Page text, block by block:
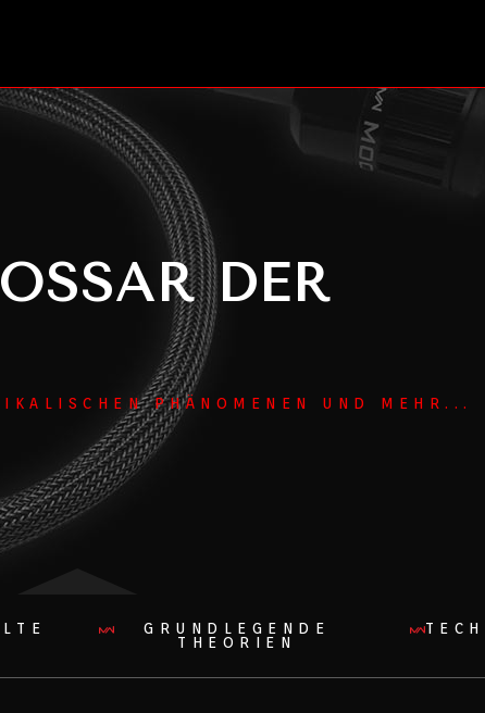
DER
PHÄNOMENEN UND MEHR...
GRUNDLEGENDE
THEORIEN